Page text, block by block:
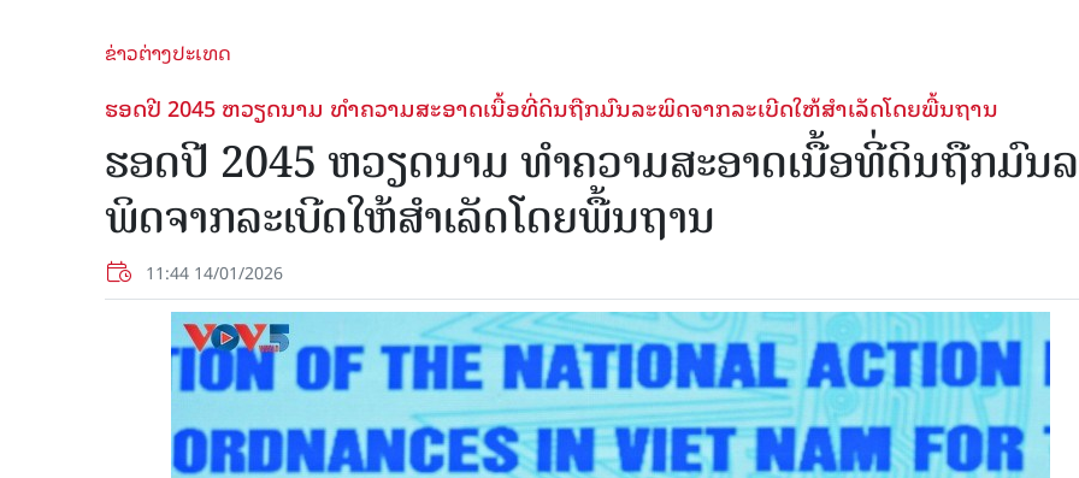
ຂ່າວຕ່າງປະເທດ
ຮອດປີ 2045 ຫວຽດນາມ ທໍາຄວາມ​ສະ​ອາດ​ເນື້ອ​ທີ່​ດິນ​ຖືກ​ມົນ​ລະ​ພິດ​ຈາກ​ລະ​ເບີດ​ໃຫ້​ສຳ​ເລັດ​ໂດຍ​ພື້ນ​ຖານ
ຮອດປີ 2045 ຫວຽດນາມ ທໍາຄວາມ​ສະ​ອາດ​ເນື້ອ​ທີ່​ດິນ​ຖືກ​ມົນ​
ພິດ​ຈາກ​ລະ​ເບີດ​ໃຫ້​ສຳ​ເລັດ​ໂດຍ​ພື້ນ​ຖານ
11:44 14/01/2026